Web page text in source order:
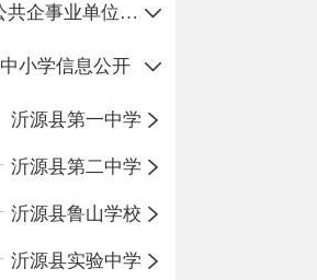
公共企事业单位信息公开
中小学信息公开
沂源县第一中学
沂源县第二中学
沂源县鲁山学校
沂源县实验中学